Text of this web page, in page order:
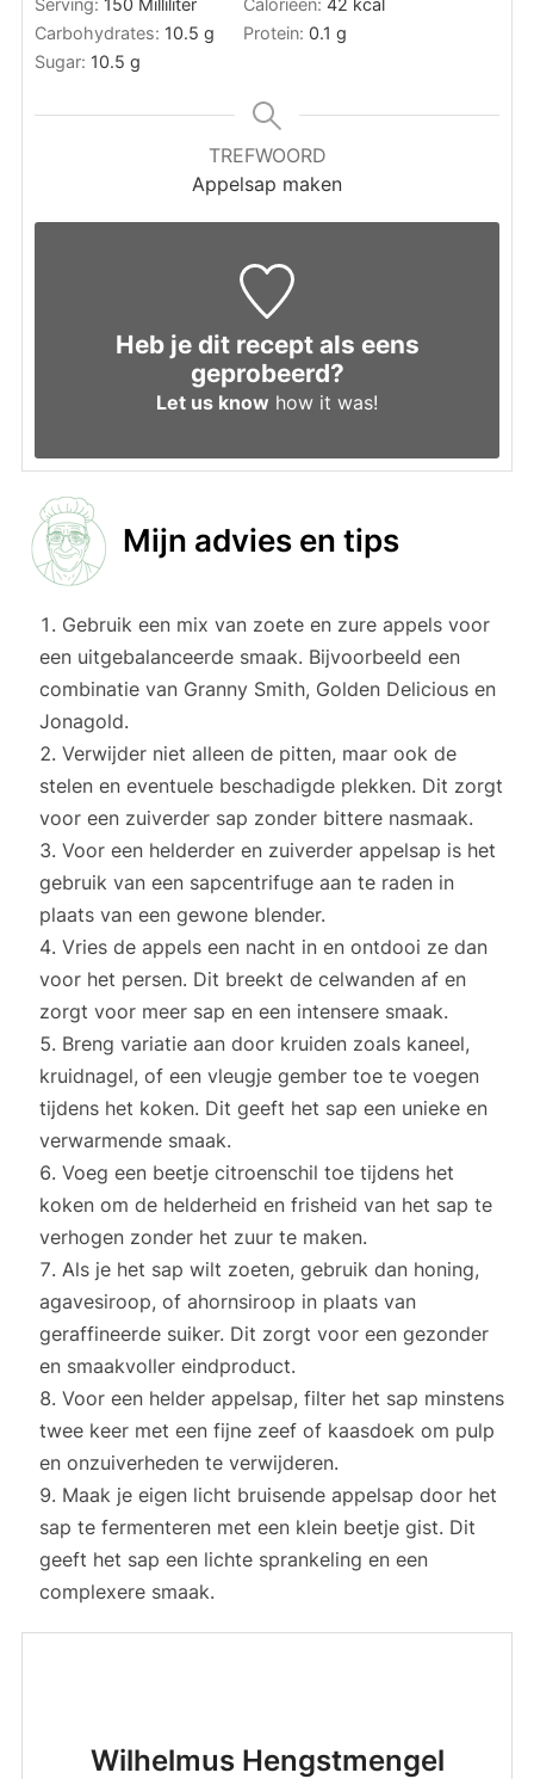
Serving: 150 Milliliter Calorieën: 42 kcal
Carbohydrates: 10.5 g Protein: 0.1 g
Sugar: 10.5 g
TREFWOORD
Appelsap maken
Heb je dit recept als eens
geprobeerd?
Let us know how it was!
Mijn advies en tips
Gebruik een mix van zoete en zure appels voor
een uitgebalanceerde smaak. Bijvoorbeeld een
combinatie van Granny Smith, Golden Delicious en
Jonagold.
Verwijder niet alleen de pitten, maar ook de
stelen en eventuele beschadigde plekken. Dit zorgt
voor een zuiverder sap zonder bittere nasmaak.
Voor een helderder en zuiverder appelsap is het
gebruik van een sapcentrifuge aan te raden in
plaats van een gewone blender.
Vries de appels een nacht in en ontdooi ze dan
voor het persen. Dit breekt de celwanden af en
zorgt voor meer sap en een intensere smaak.
Breng variatie aan door kruiden zoals kaneel,
kruidnagel, of een vleugje gember toe te voegen
tijdens het koken. Dit geeft het sap een unieke en
verwarmende smaak.
Voeg een beetje citroenschil toe tijdens het
koken om de helderheid en frisheid van het sap te
verhogen zonder het zuur te maken.
Als je het sap wilt zoeten, gebruik dan honing,
agavesiroop, of ahornsiroop in plaats van
geraffineerde suiker. Dit zorgt voor een gezonder
en smaakvoller eindproduct.
Voor een helder appelsap, filter het sap minstens
twee keer met een fijne zeef of kaasdoek om pulp
en onzuiverheden te verwijderen.
Maak je eigen licht bruisende appelsap door het
sap te fermenteren met een klein beetje gist. Dit
geeft het sap een lichte sprankeling en een
complexere smaak.
Wilhelmus Hengstmengel